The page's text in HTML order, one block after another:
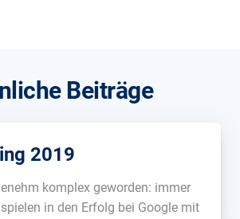
Beiträge
2019
komplex geworden: immer
in den Erfolg bei Google mit